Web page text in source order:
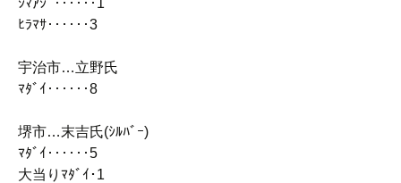
ﾋﾗﾏｻ‥‥‥3
宇治市…立野氏
ﾏﾀﾞｲ‥‥‥8
堺市…末吉氏(ｼﾙﾊﾞｰ)
ﾏﾀﾞｲ‥‥‥5
大当りﾏﾀﾞｲ･1